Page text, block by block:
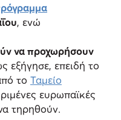
, ενώ
να προχωρήσουν
εξήγησε, επειδή το
το Ταμείο
ευρωπαϊκές
τηρηθούν.